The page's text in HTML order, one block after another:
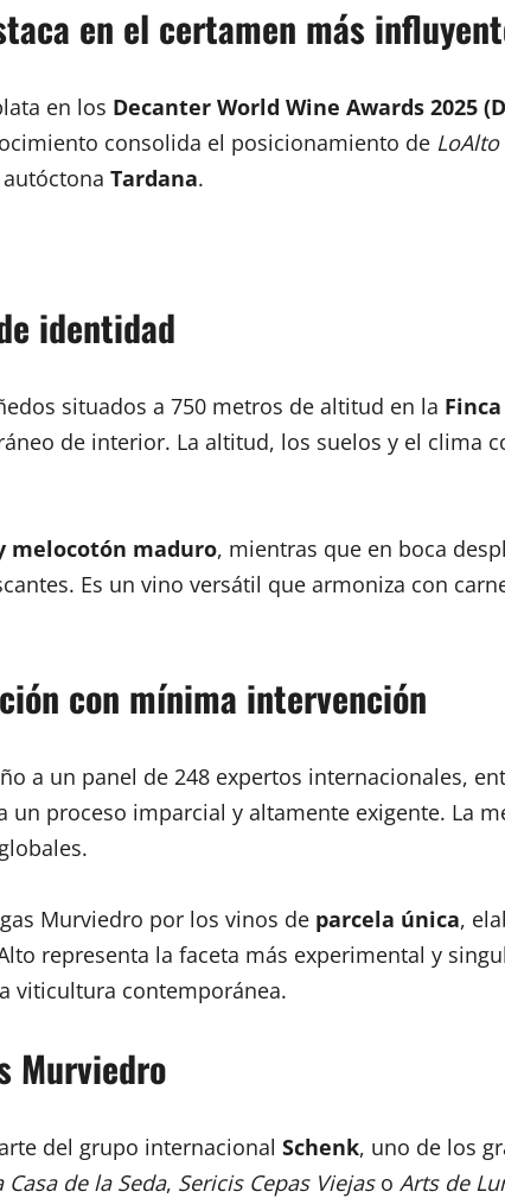
en el certamen más
en los Decanter World Wine Awards 2025
consolida el posicionamiento de LoAlto
Tardana.
identidad
situados a 750 metros de altitud en la
de interior. La altitud, los suelos y el clima
melocotón maduro, mientras que en boca
Es un vino versátil que armoniza con
con mínima intervención
a un panel de 248 expertos internacionales,
proceso imparcial y altamente exigente. La
Murviedro por los vinos de parcela única,
representa la faceta más experimental y
viticultura contemporánea.
Murviedro
del grupo internacional Schenk, uno de los
Casa de la Seda, Sericis Cepas Viejaso Arts de